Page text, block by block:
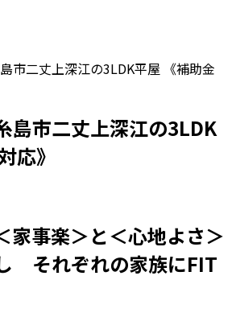
市二丈上深江の3LDK平屋 《補助金
島市二丈上深江の3LDK
応》
家事楽＞と＜心地よさ＞
それぞれの家族にFIT